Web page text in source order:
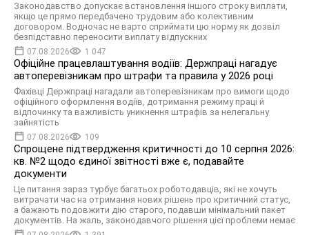
Законодавство допускає встановлення іншого строку виплати,
якщо це прямо передбачено трудовим або колективним
договором. Водночас не варто сприймати цю норму як дозвіл
безпідставно переносити виплату відпускних
07.08.2026 1 047
Офіційне працевлаштування водіїв: Держпраці нагадує
автоперевізникам про штрафи та правила у 2026 році
Фахівці Держпраці нагадали автоперевізникам про вимоги щодо
офіційного оформлення водіїв, дотримання режиму праці й
відпочинку та важливість уникнення штрафів за нелегальну
зайнятість
07.08.2026 109
Спрощене підтвердження критичності до 10 серпня 2026:
кв. №2 щодо єдиної звітності вже є, подавайте
документи
Це питання зараз турбує багатьох роботодавців, які не хочуть
витрачати час на отримання нових рішень про критичний статус,
а бажають подовжити дію старого, подавши мінімальний пакет
документів. На жаль, законодавчого рішення цієї проблеми немає